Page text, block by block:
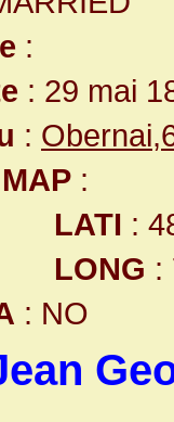
:
: 29 mai
:
MAP :
LATI :
LONG :
: NO